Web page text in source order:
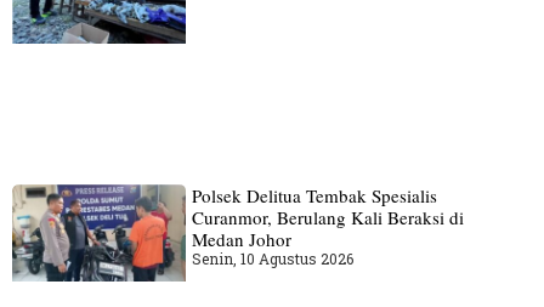
Polsek Delitua Tembak Spesialis
Curanmor, Berulang Kali Beraksi di
Medan Johor
Senin, 10 Agustus 2026